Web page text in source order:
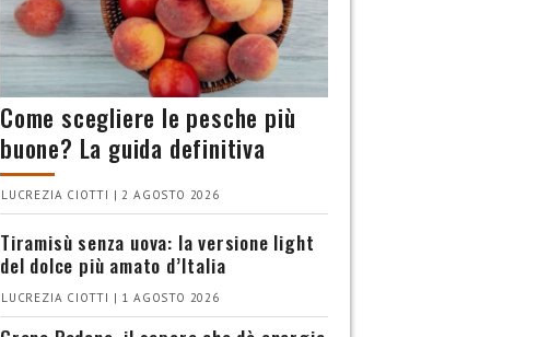
Come scegliere le pesche più
buone? La guida definitiva
LUCREZIA CIOTTI | 2 AGOSTO 2026
Tiramisù senza uova: la versione light
del dolce più amato d’Italia
LUCREZIA CIOTTI | 1 AGOSTO 2026